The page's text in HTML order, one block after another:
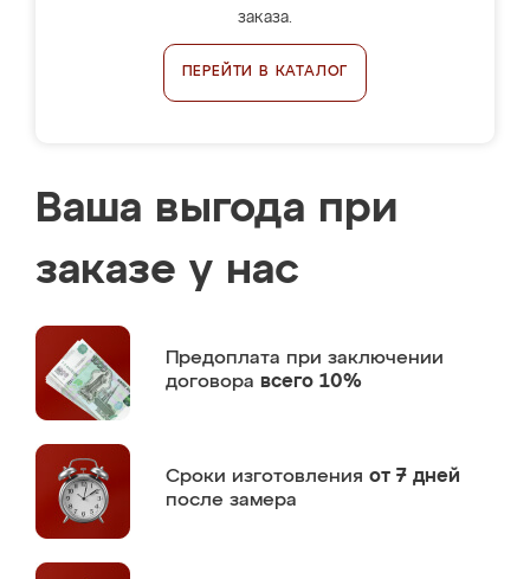
заказа.
ПЕРЕЙТИ В КАТАЛОГ
Ваша выгода при
заказе у нас
Предоплата при заключении
договора всего 10%
Сроки изготовления от 7 дней
после замера